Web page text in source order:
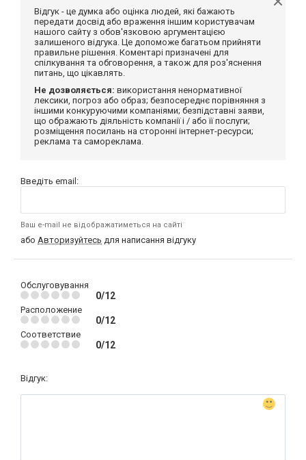
Відгук - це думка або оцінка людей, які бажають
передати досвід або враження іншим користувачам
нашого сайту з обов'язковою аргументацією
залишеного відгука. Це допоможе багатьом прийняти
правильне рішення. Коментарі призначені для
спілкування та обговорення, а також для роз'яснення
питань, що цікавлять.
Не дозволяється: використання ненормативної
лексики, погроз або образ; безпосереднє порівняння з
іншими конкуруючими компаніями; безпідставні заяви,
що ображають діяльність компанії і / або її послуги;
розміщення посилань на сторонні інтернет-ресурси;
реклама та самореклама.
Введіть email:
Ваш e-mail не відображатиметься на сайті
або Авторизуйтесь для написання відгуку
Обслуговування
0/12
Расположение
0/12
Соответствие
0/12
Відгук: